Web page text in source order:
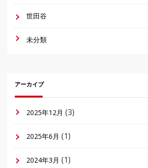
世田谷
未分類
アーカイブ
2025年12月 (3)
2025年6月 (1)
2024年3月 (1)